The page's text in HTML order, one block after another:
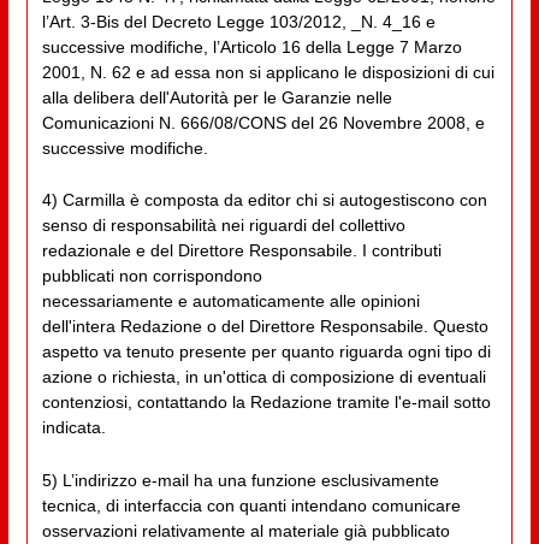
l’Art. 3-Bis del Decreto Legge 103/2012, _N. 4_16 e
successive modifiche, l’Articolo 16 della Legge 7 Marzo
2001, N. 62 e ad essa non si applicano le disposizioni di cui
alla delibera dell'Autorità per le Garanzie nelle
Comunicazioni N. 666/08/CONS del 26 Novembre 2008, e
successive modifiche.
4) Carmilla è composta da editor chi si autogestiscono con
senso di responsabilità nei riguardi del collettivo
redazionale e del Direttore Responsabile. I contributi
pubblicati non corrispondono
necessariamente e automaticamente alle opinioni
dell'intera Redazione o del Direttore Responsabile. Questo
aspetto va tenuto presente per quanto riguarda ogni tipo di
azione o richiesta, in un'ottica di composizione di eventuali
contenziosi, contattando la Redazione tramite l'e-mail sotto
indicata.
5) L’indirizzo e-mail ha una funzione esclusivamente
tecnica, di interfaccia con quanti intendano comunicare
osservazioni relativamente al materiale già pubblicato